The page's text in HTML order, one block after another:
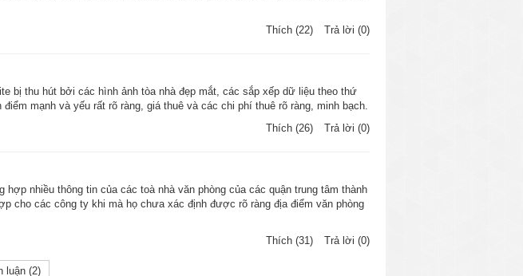
Minh nên rất nhiều các cơ quan Nhà nước được đặt ở đây. Việc
doanh thuận lợi hơn. Hơn nữa, các doanh nghiệp chuyển thuế
lên để đáp ứng nhu cầu thuê văn phòng của các doanh nghiệp.
khó khăn để thuê được một văn phòng phù hợp và ổn định lâu
Thích (22)
Trả lời (0)
bị thu hút bởi các hình ảnh tòa nhà đẹp mắt, các sắp xếp dữ liệu theo thứ
mạnh và yếu rất rõ ràng, giá thuê và các chi phí thuê rõ ràng, minh bạch.
Thích (26)
Trả lời (0)
nhiều thông tin của các toà nhà văn phòng của các quận trung tâm thành
cho các công ty khi mà họ chưa xác định được rõ ràng địa điểm văn phòng
Thích (31)
Trả lời (0)
luận (2)